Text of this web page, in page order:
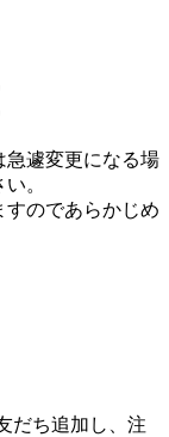
遽変更になる場
。
のであらかじめ
だち追加し、注